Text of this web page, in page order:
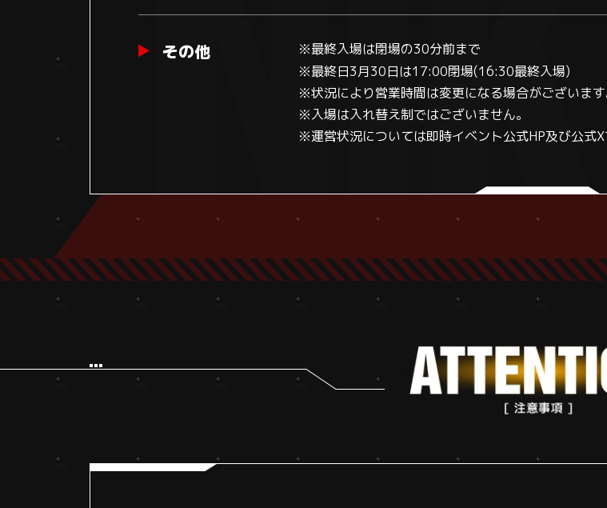
その他
※最終入場は閉場の30分前まで
※最終日3月30日は17:00閉場(16:30最終入場)
※状況により営業時間は変更になる場合がございます
※入場は入れ替え制ではございません。
※運営状況については即時イベント公式HP及び公式X